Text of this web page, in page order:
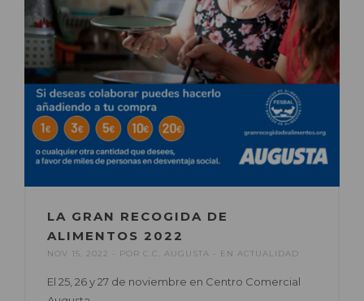
LA GRAN RECOGIDA DE
ALIMENTOS 2022
NOV 15, 2022 POR C.C. AUGUSTA EN ACTUALIDAD
El 25, 26 y 27 de noviembre en Centro Comercial